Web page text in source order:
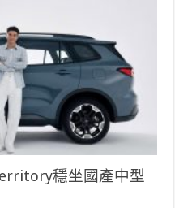
穩坐國產中型